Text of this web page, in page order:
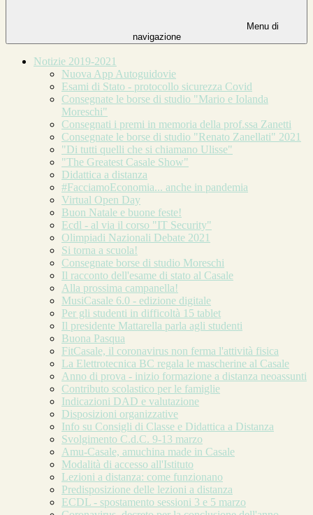
Menu di
navigazione
Notizie 2019-2021
Nuova App Autoguidovie
Esami di Stato - protocollo sicurezza Covid
Consegnate le borse di studio "Mario e Iolanda
Moreschi"
Consegnati i premi in memoria della prof.ssa Zanetti
Consegnate le borse di studio "Renato Zanellati" 2021
"Di tutti quelli che si chiamano Ulisse"
"The Greatest Casale Show"
Didattica a distanza
#FacciamoEconomia... anche in pandemia
Virtual Open Day
Buon Natale e buone feste!
Ecdl - al via il corso "IT Security"
Olimpiadi Nazionali Debate 2021
Si torna a scuola!
Consegnate borse di studio Moreschi
Il racconto dell'esame di stato al Casale
Alla prossima campanella!
MusiCasale 6.0 - edizione digitale
Per gli studenti in difficoltà 15 tablet
Il presidente Mattarella parla agli studenti
Buona Pasqua
FitCasale, il coronavirus non ferma l'attività fisica
La Elettrotecnica BC regala le mascherine al Casale
Anno di prova - inizio formazione a distanza neoassunti
Contributo scolastico per le famiglie
Indicazioni DAD e valutazione
Disposizioni organizzative
Info su Consigli di Classe e Didattica a Distanza
Svolgimento C.d.C. 9-13 marzo
Amu-Casale, amuchina made in Casale
Modalità di accesso all'Istituto
Lezioni a distanza: come funzionano
Predisposizione delle lezioni a distanza
ECDL - spostamento sessioni 3 e 5 marzo